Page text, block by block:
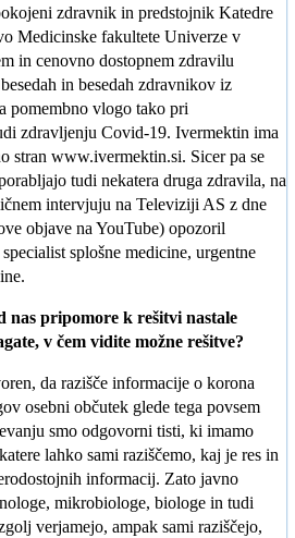
zdravnik in predstojnik Katedre
Medicinske fakultete Univerze v
in cenovno dostopnem zdravilu
in besedah zdravnikov iz
pomembno vlogo tako pri
zdravljenju Covid-19. Ivermektin ima
stran www.ivermektin.si. Sicer pa se
tudi nekatera druga zdravila, na
intervjuju na Televiziji AS z dne
objave na YouTube) opozoril
splošne medicine, urgentne
nas pripomore k rešitvi nastale
v čem vidite možne rešitve?
da razišče informacije o korona
osebni občutek glede tega povsem
smo odgovorni tisti, ki imamo
lahko sami raziščemo, kaj je res in
informacij. Zato javno
mikrobiologe, biologe in tudi
verjamejo, ampak sami raziščejo,